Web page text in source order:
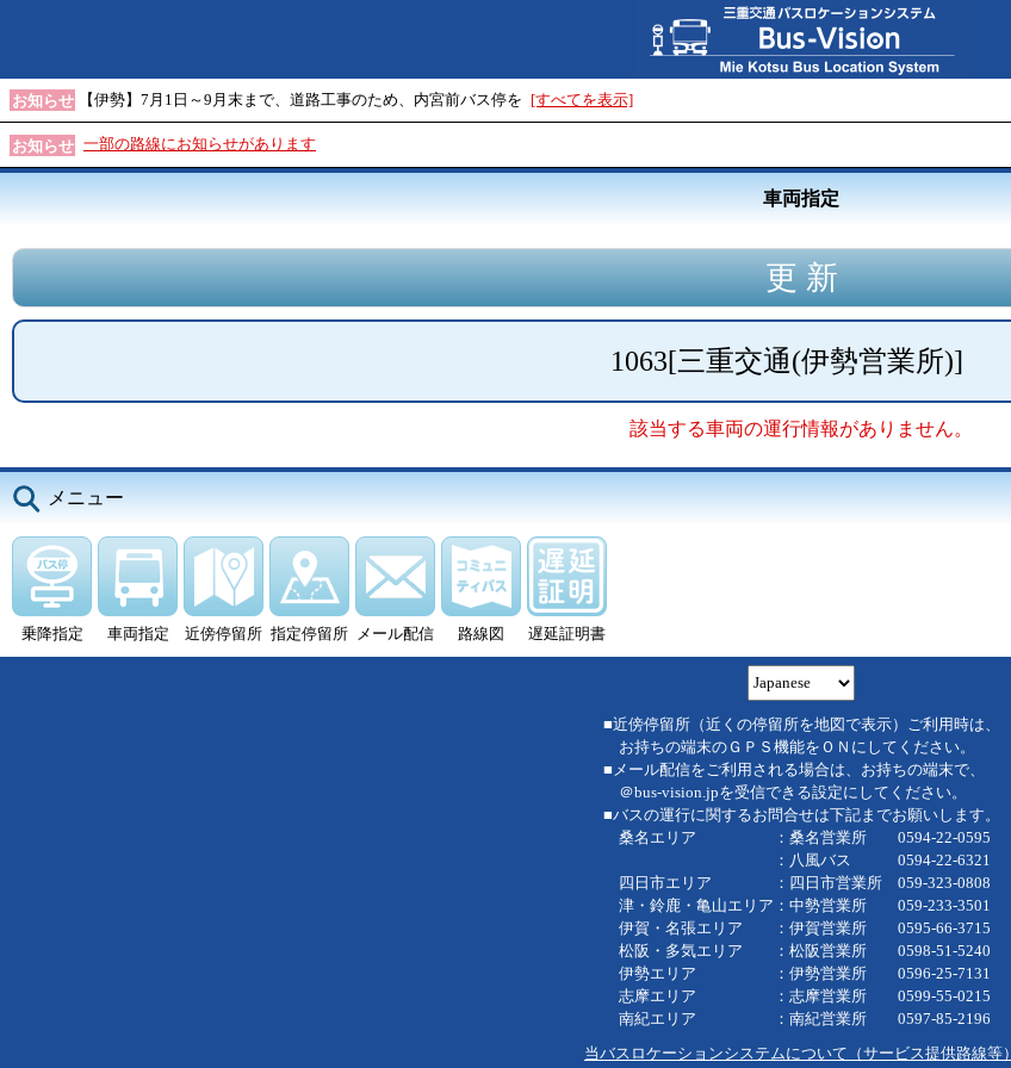
お知らせ 【伊勢】7月1日～9月末まで、道路工事のため、内宮前バス停を [すべてを表示]
お知らせ 一部の路線にお知らせがあります
車両指定
1063[三重交通(伊勢営業所)]
該当する車両の運行情報がありません。
メニュー
乗降指定 車両指定 近傍停留所 指定停留所 メール配信 路線図 遅延証明書
■近傍停留所（近くの停留所を地図で表示）ご利用時は、
お持ちの端末のＧＰＳ機能をＯＮにしてください。
■メール配信をご利用される場合は、お持ちの端末で、
＠bus-vision.jpを受信できる設定にしてください。
■バスの運行に関するお問合せは下記までお願いします。
桑名エリア ：桑名営業所 0594-22-0595
：八風バス 0594-22-6321
四日市エリア ：四日市営業所 059-323-0808
津・鈴鹿・亀山エリア：中勢営業所 059-233-3501
伊賀・名張エリア ：伊賀営業所 0595-66-3715
松阪・多気エリア ：松阪営業所 0598-51-5240
伊勢エリア ：伊勢営業所 0596-25-7131
志摩エリア ：志摩営業所 0599-55-0215
南紀エリア ：南紀営業所 0597-85-2196
当バスロケーションシステムについて（サービス提供路線等）